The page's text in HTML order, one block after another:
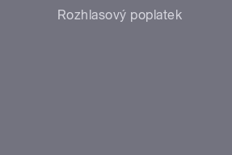
Rozhlasový poplatek